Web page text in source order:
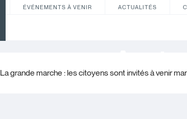
ÉVÉNEMENTS À VENIR ACTUALITÉS
La grande marche : les citoyens sont invités à venir